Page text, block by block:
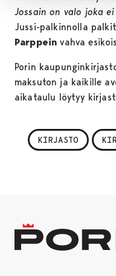
Jossain on valo joka ei
Jussi-palkinnolla
Parppein vahva
Porin
maksuton ja kaikille
aikataulu löytyy
KIRJASTO